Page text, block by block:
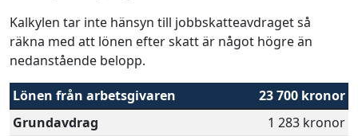
Kalkylen tar inte hänsyn till jobbskatteavdraget så
räkna med att lönen efter skatt är något högre än
nedanstående belopp.
Lönen från arbetsgivaren
23 700 kronor
Grundavdrag
1 283 kronor